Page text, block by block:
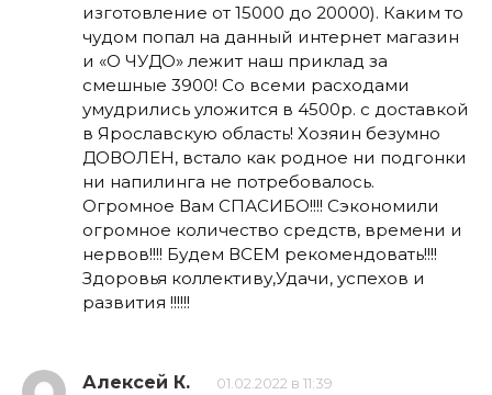
изготовление от 15000 до 20000). Каким то
чудом попал на данный интернет магазин
и «О ЧУДО» лежит наш приклад за
смешные 3900! Со всеми расходами
умудрились уложится в 4500р. с доставкой
в Ярославскую область! Хозяин безумно
ДОВОЛЕН, встало как родное ни подгонки
ни напилинга не потребовалось.
Огромное Вам СПАСИБО!!!! Сэкономили
огромное количество средств, времени и
нервов!!!! Будем ВСЕМ рекомендовать!!!!
Здоровья коллективу,Удачи, успехов и
развития !!!!!!
Алексей К. 01.02.2022 в 11:39